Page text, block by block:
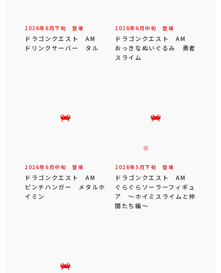
2026年6 月下旬 登場
ドラゴンクエスト AM
ドリンクサーバー タル
2026年6 月中旬 登場
ドラゴンクエスト AM
おっきなぬいぐるみ 勇者
スライム
2026年6 月中旬 登場
ドラゴンクエスト AM
ピンチハンガー メタルホ
イミン
2026年5 月下旬 登場
ドラゴンクエスト AM
ぐらぐらソーラーフィギュ
ア ～ホイミスライムと仲
間たち編～